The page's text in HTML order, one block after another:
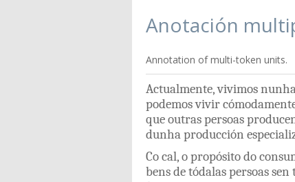
Anotación
Annotation of multi-token units.
Actualmente,vivimos
podemosvivir
queoutraspersoas
dunhaproducción
Cocal,opropósitodo
bensdetódalaspersoassen